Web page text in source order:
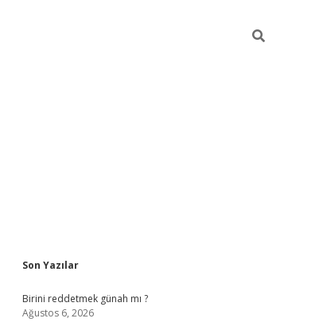
Sidebar
Son Yazılar
Birini reddetmek günah mı ?
Ağustos 6, 2026
ilbet giriş